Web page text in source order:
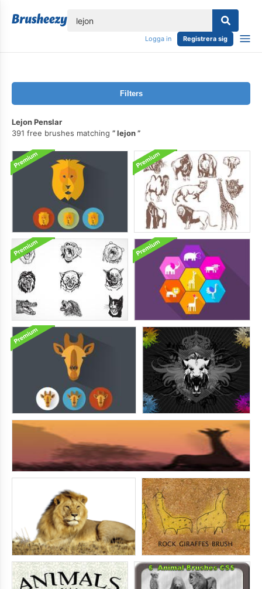
Logga in Registrera sig
Filters
Lejon Penslar
391 free brushes matching
lejon